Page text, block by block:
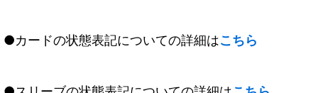
●カードの状態表記についての詳細はこちら